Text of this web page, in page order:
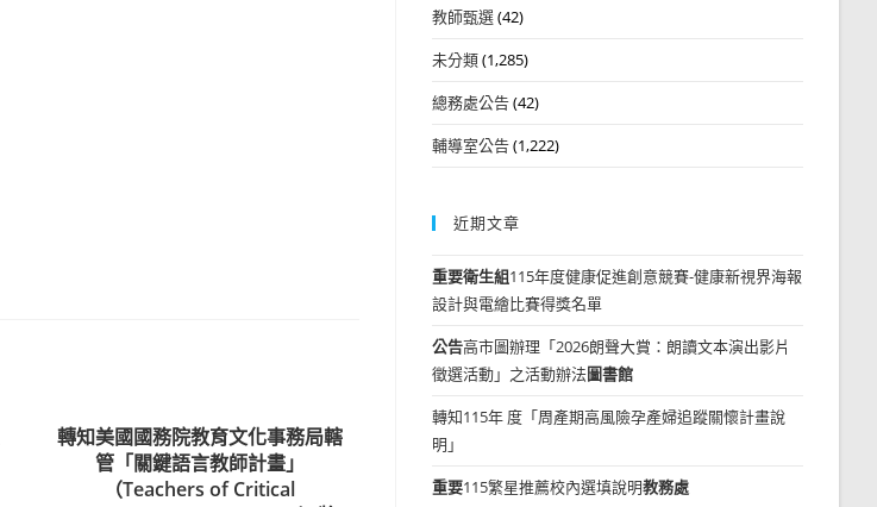
轉知美國國務院教育文化事務局轄
管「關鍵語言教師計畫」
（Teachers of Critical
教師甄選(42)
未分類(1,285)
總務處公告(42)
輔導室公告(1,222)
近期文章
重要衛生組115年度健康促進創意競賽-健康新視界海報
設計與電繪比賽得獎名單
公告高市圖辦理「2026朗聲大賞：朗讀文本演出影片
徵選活動」之活動辦法圖書館
轉知115年 度「周產期高風險孕產婦追蹤關懷計畫說
明」
重要115繁星推薦校內選填說明教務處